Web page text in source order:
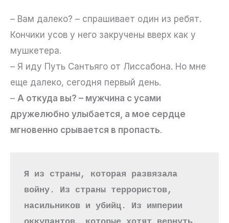
– Вам далеко? – спрашивает один из ребят.
Кончики усов у него закручены вверх как у
мушкетера.
– Я иду Путь Сантьяго от Лиссабона. Но мне
еще далеко, сегодня первый день.
– А откуда вы? – мужчина с усами
дружелюбно улыбается, а мое сердце
мгновенно срывается в пропасть.
Я из страны, которая развязала
войну. Из страны террористов,
насильников и убийц. Из империи